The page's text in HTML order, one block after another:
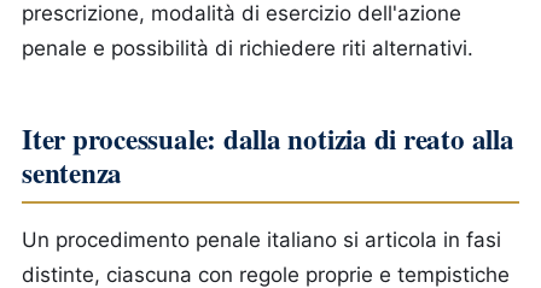
prescrizione, modalità di esercizio dell'azione
penale e possibilità di richiedere riti alternativi.
Iter processuale: dalla notizia di reato alla
sentenza
Un procedimento penale italiano si articola in fasi
distinte, ciascuna con regole proprie e tempistiche